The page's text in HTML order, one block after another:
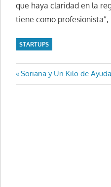
que haya claridad en la
tiene como profesionista”,
STARTUPS
Navegación
Entrada
anterior:
Soriana y Un Kilo de